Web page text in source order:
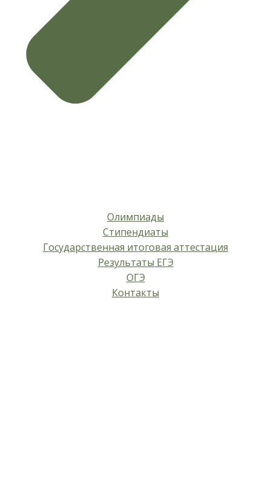
Олимпиады
Стипендиаты
Государственная итоговая аттестация
Результаты ЕГЭ
ОГЭ
Контакты